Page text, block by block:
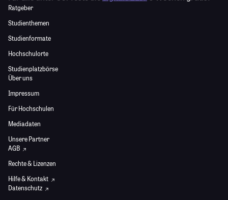
Ratgeber
Studienthemen
Studienformate
Hochschulorte
Studienplatzbörse
Über uns
Impressum
Für Hochschulen
Mediadaten
Unsere Partner
AGB
Rechte & Lizenzen
Hilfe & Kontakt
Datenschutz